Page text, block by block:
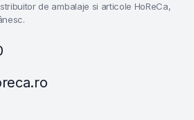
de ambalaje si articole HoReCa,